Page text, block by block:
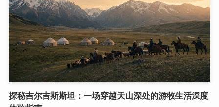
探秘吉尔吉斯斯坦：一场穿越天山深处的游牧生活深度